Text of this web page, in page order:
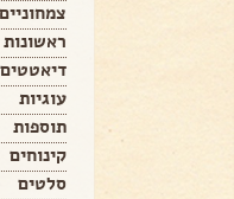
צמחוניים
ראשונות
דיאטטים
עוגיות
תוספות
קינוחים
סלטים